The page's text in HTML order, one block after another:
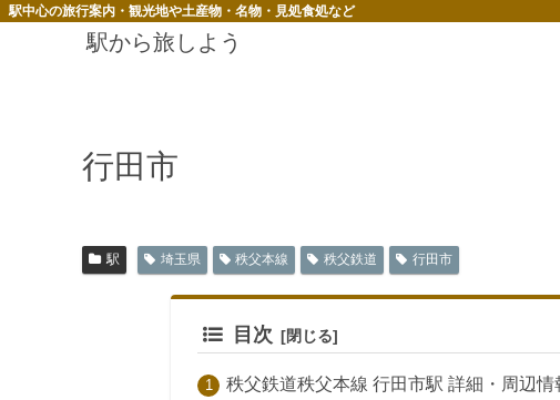
駅中心の旅行案内・観光地や土産物・名物・見処食処など
駅から旅しよう
行田市
駅 埼玉県 秩父本線 秩父鉄道 行田市
目次
秩父鉄道秩父本線 行田市駅 詳細・周辺情